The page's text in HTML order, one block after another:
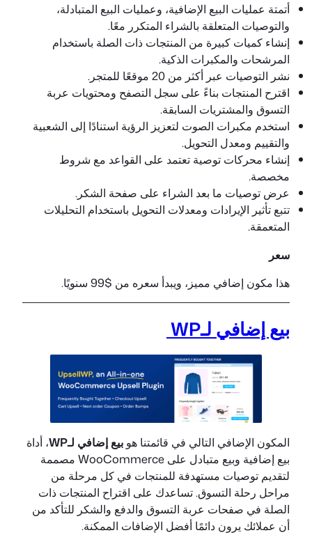
أتمتة عمليات البيع الإضافية، وعمليات البيع المتبادلة،
والتوصيات المتعلقة بالشراء المتكرر معًا.
إنشاء كميات كبيرة من المنتجات ذات الصلة باستخدام
المرشحات والمكبرات الذكية.
نشر التوصيات عبر أكثر من 20 موقعًا للمتجر.
اقترح المنتجات بناءً على سجل التصفح ومحتويات عربة
التسوق والمشتريات السابقة.
استخدم مكبرات الصوت لتعزيز الرؤية استنادًا إلى الشعبية
والتقييم ومعدل التحويل.
إنشاء محركات توصية تعتمد على القواعد مع شروط
مخصصة.
عرض توصيات ما بعد الشراء على صفحة الشكر.
تتبع تأثير الإيرادات ومعدلات التحويل باستخدام التحليلات
المتعمقة.
سعر
هذا مكون إضافي مميز، ويبدأ سعره من $99 سنويًا.
بيع إضافي لـWP
المكون الإضافي التالي في قائمتنا هو بيع إضافي لـWP
، أداة
بيع إضافية وبيع متبادل على WooCommerce مصممة
لتقديم توصيات مستهدفة للمنتجات في كل مرحلة من
مراحل رحلة التسوق. تساعدك على اقتراح المنتجات ذات
الصلة في صفحات عربة التسوق والدفع والشكر للتأكد من
أن عملائك يرون دائمًا أفضل الإضافات الممكنة.